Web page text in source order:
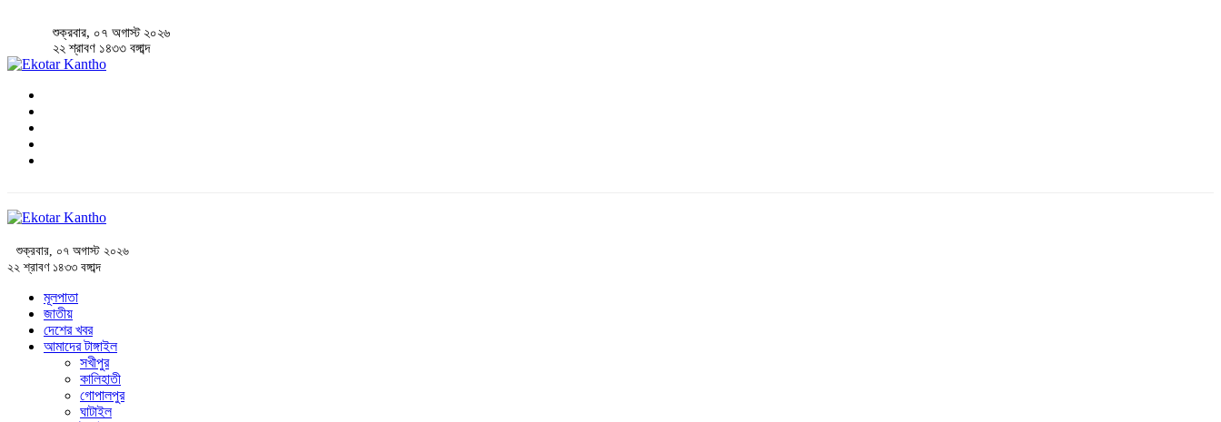
শুক্রবার, ০৭ অগাস্ট ২০২৬
২২ শ্রাবণ ১৪৩৩ বঙ্গাব্দ
শুক্রবার, ০৭ অগাস্ট ২০২৬
২২ শ্রাবণ ১৪৩৩ বঙ্গাব্দ
মূলপাতা
জাতীয়
দেশের খবর
আমাদের টাঙ্গাইল
সখীপুর
কালিহাতী
গোপালপুর
ঘাটাইল